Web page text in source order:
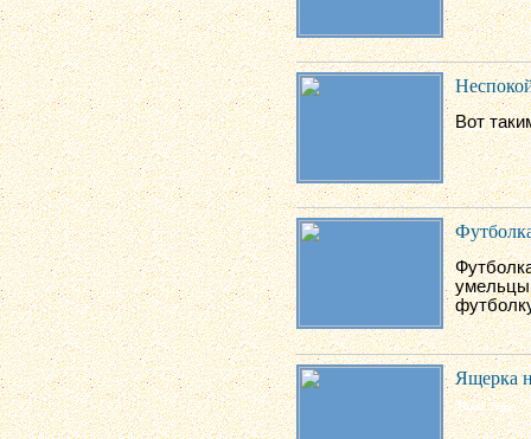
Вот
умельцы
Ящерка